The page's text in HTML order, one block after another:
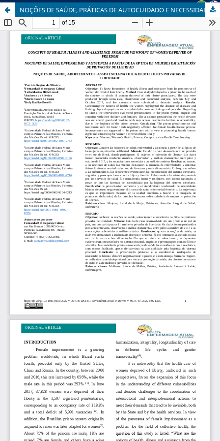
NOÇÕES DE SAÚDE, PRÁTICAS DE AUTOCUIDADO E NECESSIDADES DE SAÚDE MULHERES PRIVADAS DE LIBERDADE